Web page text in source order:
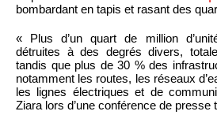
bombardant en tapis et rasant des
« Plus d’un quart de million
détruites à des degrés divers,
tandis que plus de 30 % des
notamment les routes, les réseaux
les lignes électriques et de
Ziara lors d’une conférence de presse